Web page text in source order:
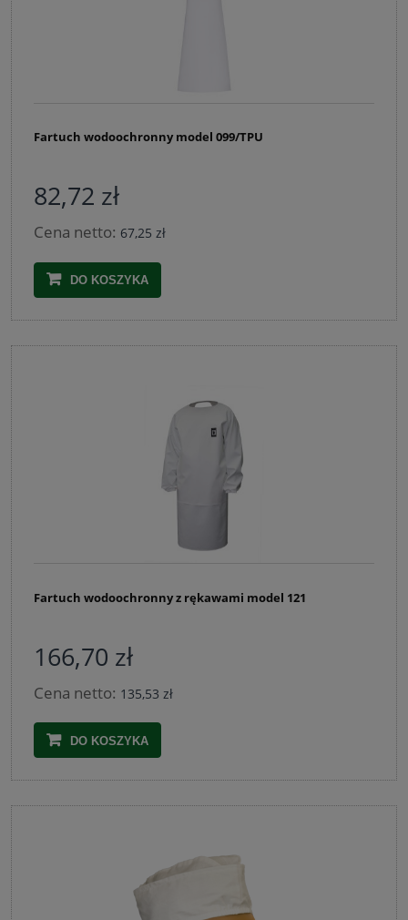
Fartuch wodoochronny model 099/TPU
82,72 zł
Cena netto: 67,25 zł
DO KOSZYKA
Fartuch wodoochronny z rękawami model 121
166,70 zł
Cena netto: 135,53 zł
DO KOSZYKA